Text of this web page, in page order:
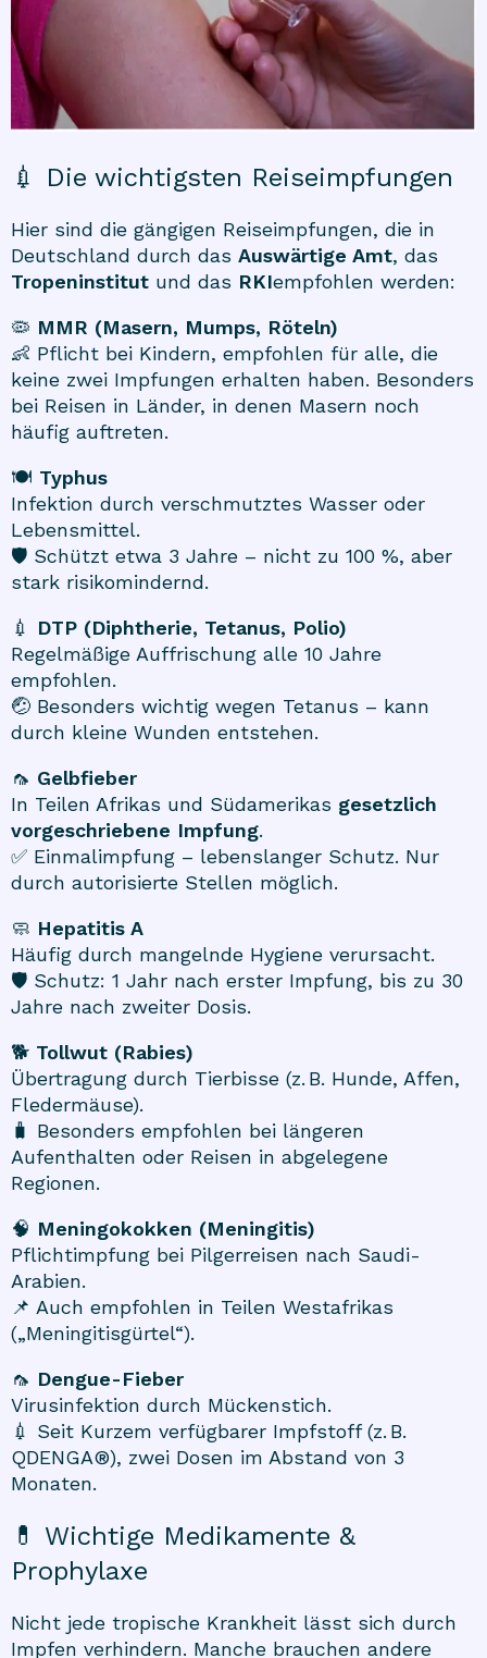
💉 Die wichtigsten Reiseimpfungen
Hier sind die gängigen Reiseimpfungen, die in
Deutschland durch das Auswärtige Amt, das
Tropeninstitut und das RKIempfohlen werden:
🦠 MMR (Masern, Mumps, Röteln)
👶 Pflicht bei Kindern, empfohlen für alle, die
keine zwei Impfungen erhalten haben. Besonders
bei Reisen in Länder, in denen Masern noch
häufig auftreten.
🍽️ Typhus
Infektion durch verschmutztes Wasser oder
Lebensmittel.
🛡️ Schützt etwa 3 Jahre – nicht zu 100 %, aber
stark risikomindernd.
💉 DTP (Diphtherie, Tetanus, Polio)
Regelmäßige Auffrischung alle 10 Jahre
empfohlen.
🤕 Besonders wichtig wegen Tetanus – kann
durch kleine Wunden entstehen.
🦟 Gelbfieber
In Teilen Afrikas und Südamerikas gesetzlich
vorgeschriebene Impfung.
✅ Einmalimpfung – lebenslanger Schutz. Nur
durch autorisierte Stellen möglich.
🧼 Hepatitis A
Häufig durch mangelnde Hygiene verursacht.
🛡️ Schutz: 1 Jahr nach erster Impfung, bis zu 30
Jahre nach zweiter Dosis.
🐕 Tollwut (Rabies)
Übertragung durch Tierbisse (z. B. Hunde, Affen,
Fledermäuse).
🧳 Besonders empfohlen bei längeren
Aufenthalten oder Reisen in abgelegene
Regionen.
🧠 Meningokokken (Meningitis)
Pflichtimpfung bei Pilgerreisen nach Saudi-
Arabien.
📌 Auch empfohlen in Teilen Westafrikas
(„Meningitisgürtel“).
🦟 Dengue-Fieber
Virusinfektion durch Mückenstich.
💉 Seit Kurzem verfügbarer Impfstoff (z. B.
QDENGA®), zwei Dosen im Abstand von 3
Monaten.
💊 Wichtige Medikamente &
Prophylaxe
Nicht jede tropische Krankheit lässt sich durch
Impfen verhindern. Manche brauchen andere